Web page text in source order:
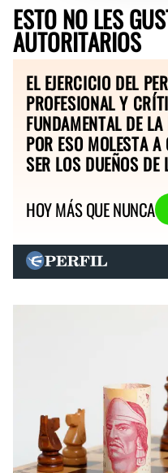
ESTO NO LES
AUTORITARIOS
EL EJERCICIO DEL
PROFESIONAL Y
FUNDAMENTAL DE
POR ESO MOLESTA A
SER LOS DUEÑOS DE
HOY MÁS QUE NUNCA